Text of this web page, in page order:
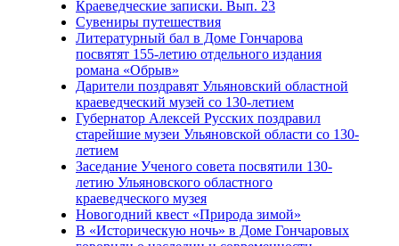
Краеведческие записки. Вып. 23
Сувениры путешествия
Литературный бал в Доме Гончарова
посвятят 155-летию отдельного издания
романа «Обрыв»
Дарители поздравят Ульяновский областной
краеведческий музей со 130-летием
Губернатор Алексей Русских поздравил
старейшие музеи Ульяновской области со 130-
летием
Заседание Ученого совета посвятили 130-
летию Ульяновского областного
краеведческого музея
Новогодний квест «Природа зимой»
В «Историческую ночь» в Доме Гончаровых